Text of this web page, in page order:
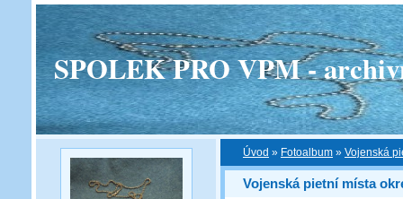
SPOLEK PRO VPM -
Úvod » Fotoalbum » Vojenská
Vojenská pietní místa